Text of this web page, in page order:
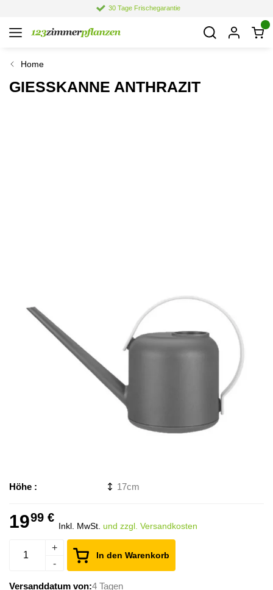
30 Tage Frischegarantie
Home
GIESSKANNE ANTHRAZIT
Höhe 17
1999 €
Inkl. MwSt. und zzgl. Versandkosten
In den Warenkorb
Versanddatum von:4 Tagen